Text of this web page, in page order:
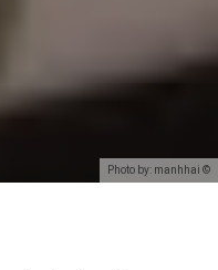
Photo by: manhhai ©